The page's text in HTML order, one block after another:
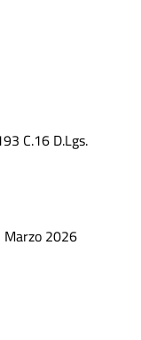
C.16 D.Lgs.
Marzo 2026